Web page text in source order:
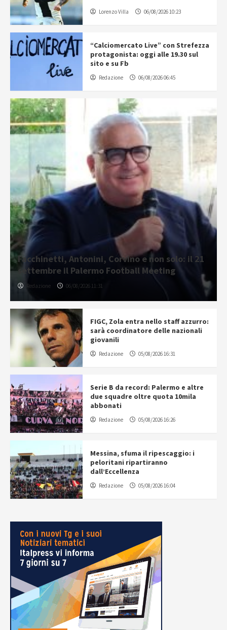
Lorenzo Villa 06/08/2026 10:23
“Calciomercato Live” con Strefezza
protagonista: oggi alle 19.30 sul
sito e su Fb
Redazione 06/08/2026 06:45
Facchinetti, Antonini, Corvino e non solo: il 21
settembre il Palermo Football Meeting
Redazione 06/08/2026 11:31
FIGC, Zola entra nello staff azzurro:
sarà coordinatore delle nazionali
giovanili
Redazione 05/08/2026 16:31
Serie B da record: Palermo e altre
due squadre oltre quota 10mila
abbonati
Redazione 05/08/2026 16:26
Messina, sfuma il ripescaggio: i
peloritani ripartiranno
dall’Eccellenza
Redazione 05/08/2026 16:04